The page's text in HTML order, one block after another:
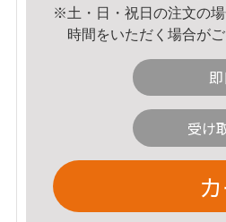
※土・日・祝日の注文の
時間をいただく場合がご
受け